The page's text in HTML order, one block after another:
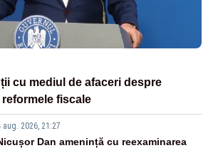
cu mediul de afaceri despre
fiscale
aug. 2026, 21:27
Dan amenință cu reexaminarea